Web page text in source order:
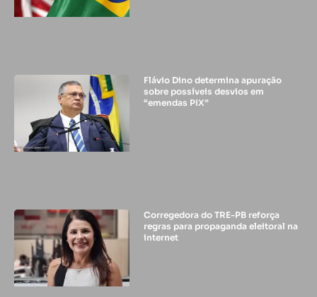
Flávio Dino determina apuração
sobre possíveis desvios em
“emendas PIX”
Corregedora do TRE-PB reforça
regras para propaganda eleitoral na
internet